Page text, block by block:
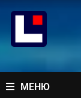
содержимому
МЕНЮ